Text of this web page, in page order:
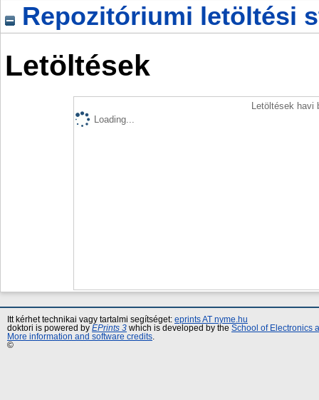
Repozitóriumi letöltési
Letöltések
Letöltések
Loading...
Itt kérhet technikai vagy tartalmi segítséget: eprints AT nyme.hu
doktori is powered by EPrints 3 which is developed by the School of Electronics
More information and software credits
©